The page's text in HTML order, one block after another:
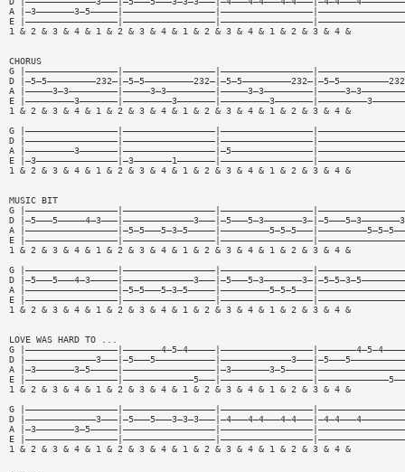
A
E
1 & 2 & 3 & 4 & 1 & 2 & 3 & 4 & 1 & 2 & 3 & 4 & 1 & 2 & 3 & 4 &
CHORUS
G
D
A
E
1 & 2 & 3 & 4 & 1 & 2 & 3 & 4 & 1 & 2 & 3 & 4 & 1 & 2 & 3 & 4 &
G
D
A
E
1 & 2 & 3 & 4 & 1 & 2 & 3 & 4 & 1 & 2 & 3 & 4 & 1 & 2 & 3 & 4 &
MUSIC BIT
G
D
A
E
1 & 2 & 3 & 4 & 1 & 2 & 3 & 4 & 1 & 2 & 3 & 4 & 1 & 2 & 3 & 4 &
G
D
A
E
1 & 2 & 3 & 4 & 1 & 2 & 3 & 4 & 1 & 2 & 3 & 4 & 1 & 2 & 3 & 4 &
LOVE WAS HARD TO ...
G
D
A
E
1 & 2 & 3 & 4 & 1 & 2 & 3 & 4 & 1 & 2 & 3 & 4 & 1 & 2 & 3 & 4 &
G
D
A
E
1 & 2 & 3 & 4 & 1 & 2 & 3 & 4 & 1 & 2 & 3 & 4 & 1 & 2 & 3 & 4 &